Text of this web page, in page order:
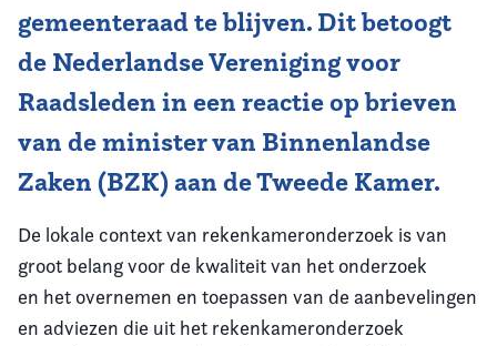
gemeenteraad te blijven. Dit betoogt
de Nederlandse Vereniging voor
Raadsleden in een reactie op brieven
van de minister van Binnenlandse
Zaken (BZK) aan de Tweede Kamer.
De lokale context van rekenkameronderzoek is van
groot belang voor de kwaliteit van het onderzoek
en het overnemen en toepassen van de aanbevelingen
en adviezen die uit het rekenkameronderzoek